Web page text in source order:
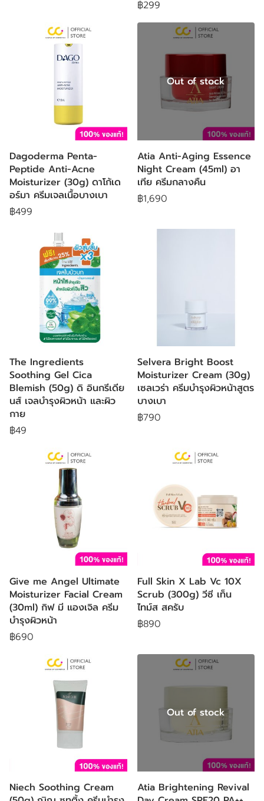
฿299
Dagoderma Penta-
Peptide Anti-Acne
Moisturizer (30g) ดาโก้เด
อร์มา ครีมเจลเนื้อบางเบา
฿499
Out of stock
Atia Anti-Aging Essence
Night Cream (45ml) อา
เทีย ครีมกลางคืน
฿1,690
The Ingredients
Soothing Gel Cica
Blemish (50g) ดิ อินกรีเดีย
นส์ เจลบำรุงผิวหน้า และผิว
กาย
฿49
Selvera Bright Boost
Moisturizer Cream (30g)
เซลเวร่า ครีมบำรุงผิวหน้าสูตร
บางเบา
฿790
Give me Angel Ultimate
Moisturizer Facial Cream
(30ml) กิฟ มี แองเจิล ครีม
บำรุงผิวหน้า
฿690
Full Skin X Lab Vc 10X
Scrub (300g) วีซี เท็น
ไทม์ส สครับ
฿890
Niech Soothing Cream
Out of stock
Atia Brightening Revival